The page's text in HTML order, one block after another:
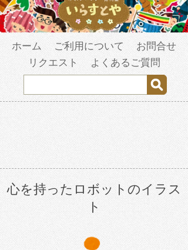
ホーム ご利用について
お問合せ
リクエスト
よくあるご質問
心を持ったロボットのイラス
ト